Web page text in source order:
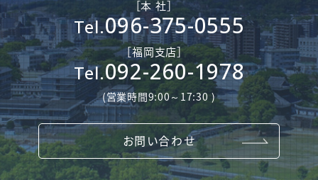
［本 社］
Tel.096-375-0555
［​福岡支店］
Tel.092-260-1978
(営業時間9:00～17:30 )
お問い合わせ